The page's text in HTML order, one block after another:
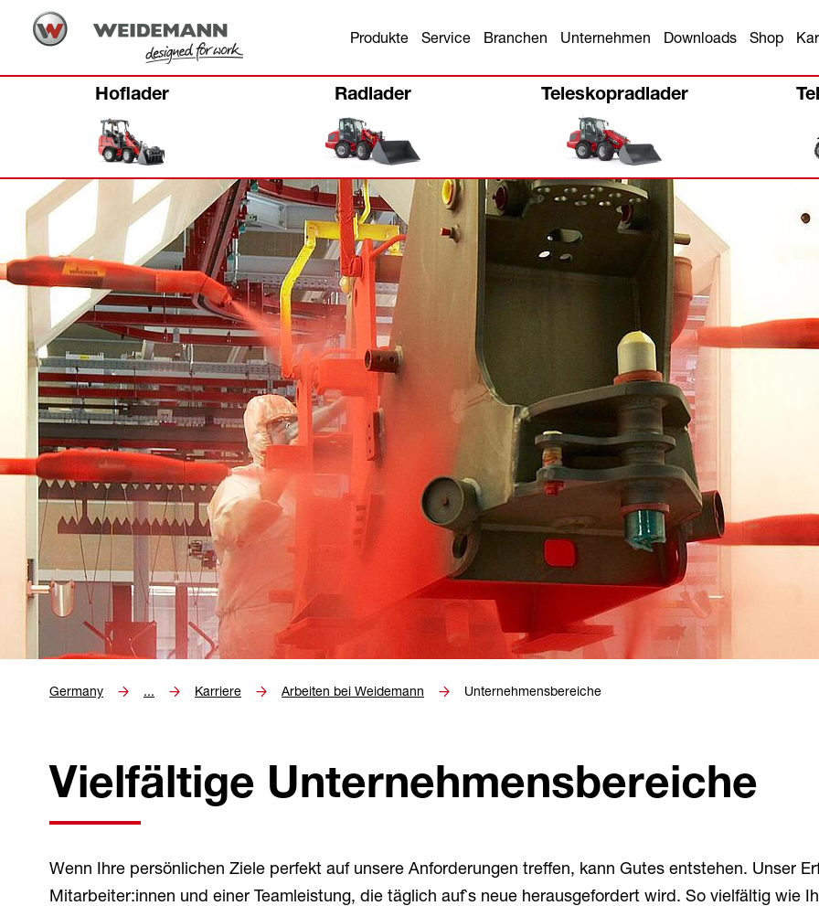
Produkte Service Branchen Unternehmen Downloads Shop
Hoflader Radlader Teleskopradlader
Germany ... Karriere Arbeiten bei Weidemann Unternehmensbereiche
Vielfältige Unternehmensbereiche
Wenn Ihre persönlichen Ziele perfekt auf unsere Anforderungen treffen, kann Gutes entstehen. Unser
Mitarbeiter:innen und einer Teamleistung, die täglich auf`s neue herausgefordert wird. So vielfältig wie